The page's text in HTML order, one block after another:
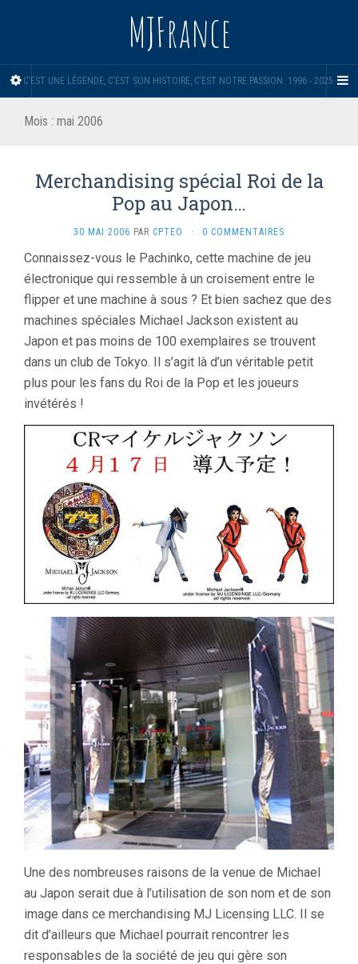
MJFrance
C'EST UNE LÉGENDE, C'EST SON HISTOIRE, C'EST NOTRE PASSION. 1996 - 2025.
Mois : mai 2006
Merchandising spécial Roi de la
Pop au Japon…
30 MAI 2006 PAR CPTEO · 0 COMMENTAIRES
Connaissez-vous le Pachinko, cette machine de jeu
électronique qui ressemble à un croisement entre le
flipper et une machine à sous ? Et bien sachez que des
machines spéciales Michael Jackson existent au
Japon et pas moins de 100 exemplaires se trouvent
dans un club de Tokyo. Il s’agit là d’un véritable petit
plus pour les fans du Roi de la Pop et les joueurs
invétérés !
Une des nombreuses raisons de la venue de Michael
au Japon serait due à l’utilisation de son nom et de son
image dans ce merchandising MJ Licensing LLC. Il se
dit d’ailleurs que Michael pourrait rencontrer les
responsables de la société de jeu qui gère son